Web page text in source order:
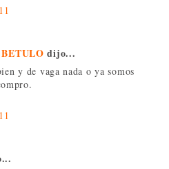
dijo...
y de vaga nada o ya somos